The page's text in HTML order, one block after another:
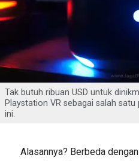
Tak butuh ribuan USD untuk
Playstation VR sebagai salah
ini.
Alasannya? Berbeda